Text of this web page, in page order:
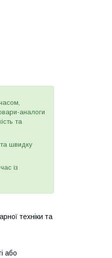
аналоги
та
та швидку
із
техніки та
або